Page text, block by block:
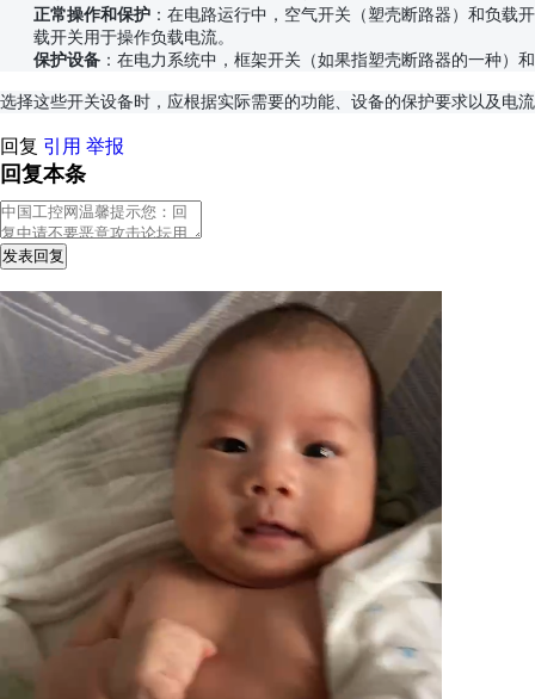
正常操作和保护 ：在电路运行中，空气开关（塑壳断路器）和负载
载开关用于操作负载电流。
保护设备 ：在电力系统中，框架开关（如果指塑壳断路器的一种
选择这些开关设备时，应根据实际需要的功能、设备的保护要求以及电
回复 引用 举报
回复本条
发表回复